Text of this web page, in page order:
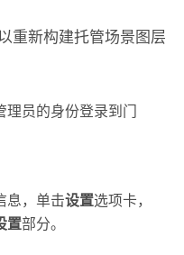
重新构建托管场景图层
理员的身份登录到门
息，单击设置选项卡，
置部分。